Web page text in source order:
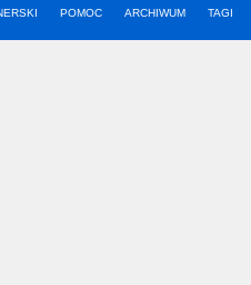
POMOC ARCHIWUM TAGI